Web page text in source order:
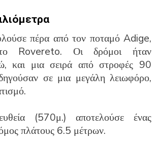
πέρα ​​από τον ποταμό Adige,
Rovereto. Οι δρόμοι ήταν
και μια σειρά από στροφές 90
σε μια μεγάλη λειωφόρο,
(570μ.) αποτελούσε ένας
πλάτους 6.5 μέτρων.